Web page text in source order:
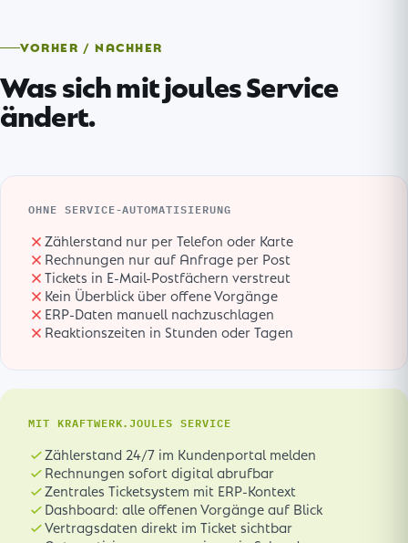
VORHER / NACHHER
Was sich mit joules Service
ändert.
OHNE SERVICE-AUTOMATISIERUNG
Zählerstand nur per Telefon oder Karte
Rechnungen nur auf Anfrage per Post
Tickets in E-Mail-Postfächern verstreut
Kein Überblick über offene Vorgänge
ERP-Daten manuell nachzuschlagen
Reaktionszeiten in Stunden oder Tagen
MIT KRAFTWERK.JOULES SERVICE
Zählerstand 24/7 im Kundenportal melden
Rechnungen sofort digital abrufbar
Zentrales Ticketsystem mit ERP-Kontext
Dashboard: alle offenen Vorgänge auf Blick
Vertragsdaten direkt im Ticket sichtbar